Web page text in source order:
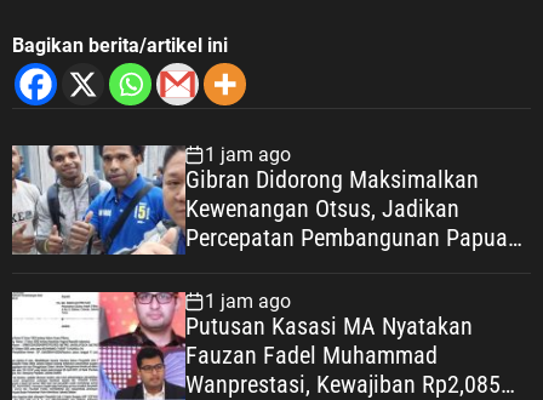
Bagikan berita/artikel ini
1 jam ago
Gibran Didorong Maksimalkan
Kewenangan Otsus, Jadikan
Percepatan Pembangunan Papua
1 jam ago
Putusan Kasasi MA Nyatakan
Fauzan Fadel Muhammad
Wanprestasi, Kewajiban Rp2,085